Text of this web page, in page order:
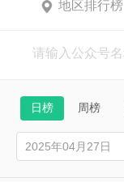
地区排行榜
日榜 周榜